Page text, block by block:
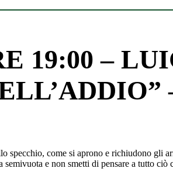
19:00 –
come si aprono e richiudono gli
e non smetti di pensare a tutto